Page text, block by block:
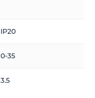
IP20
0-35
3.5